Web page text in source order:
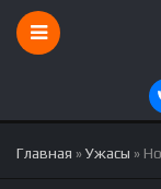
Главная »Ужасы »